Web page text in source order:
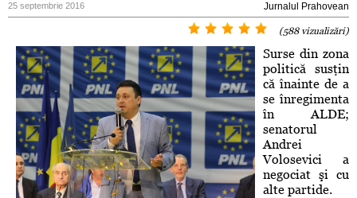
25 septembrie 2016 Jurnalul Prahovean
(588 vizualizări)
Surse din zona
politică susţin
că înainte de a
se înregimenta
în ALDE;
senatorul
Andrei
Volosevici a
negociat şi cu
alte partide.